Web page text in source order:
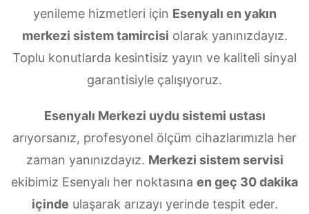
yenileme hizmetleri için Esenyalı en yakın
merkezi sistem tamircisi olarak yanınızdayız.
Toplu konutlarda kesintisiz yayın ve kaliteli sinyal
garantisiyle çalışıyoruz.
Esenyalı Merkezi uydu sistemi ustası
arıyorsanız, profesyonel ölçüm cihazlarımızla her
zaman yanınızdayız. Merkezi sistem servisi
ekibimiz Esenyalı her noktasına en geç 30 dakika
içinde ulaşarak arızayı yerinde tespit eder.